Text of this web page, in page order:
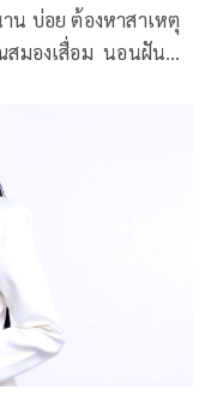
น บ่อย ต้องหาสาเหตุ
สมองเสื่อม นอนฝัน